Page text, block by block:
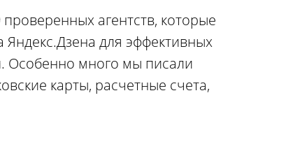
проверенных агентств, которые
Яндекс.Дзена для эффективных
Особенно много мы писали
карты, расчетные счета,